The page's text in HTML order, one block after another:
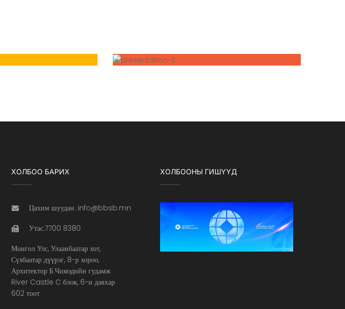
ХОЛБОО БАРИХ
Цахим шуудан: info@bbsb.mn
Утас:7700 8380
Монгол Улс, Улаанбаатар хот,
Сүхбаатар дүүрэг, 8-р хороо,
Архитектор Б.Чимэдийн гудамж
River Castle C блок, 6-н давхар
602 тоот
ХОЛБООНЫ ГИШҮҮД